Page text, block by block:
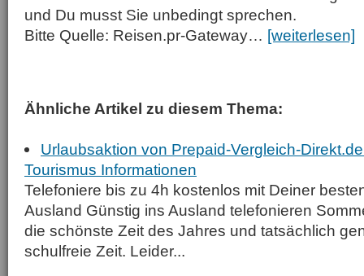
und Du musst Sie unbedingt sprechen.
Bitte Quelle: Reisen.pr-Gateway… [weiterlesen]
Ähnliche Artikel zu diesem Thema:
Urlaubsaktion von Prepaid-Vergleich-
Tourismus Informationen
Telefoniere bis zu 4h kostenlos mit Deiner
Ausland Günstig ins Ausland telefonieren
die schönste Zeit des Jahres und tatsächlich
schulfreie Zeit. Leider...